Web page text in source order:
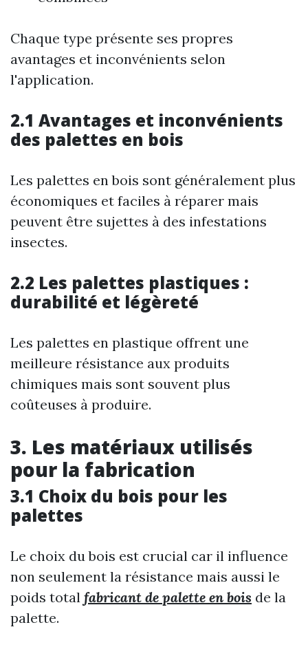
Chaque type présente ses propres
avantages et inconvénients selon
l'application.
2.1 Avantages et inconvénients
des palettes en bois
Les palettes en bois sont généralement plus
économiques et faciles à réparer mais
peuvent être sujettes à des infestations
insectes.
2.2 Les palettes plastiques :
durabilité et légèreté
Les palettes en plastique offrent une
meilleure résistance aux produits
chimiques mais sont souvent plus
coûteuses à produire.
3. Les matériaux utilisés
pour la fabrication
3.1 Choix du bois pour les
palettes
Le choix du bois est crucial car il influence
non seulement la résistance mais aussi le
poids total fabricant de palette en bois de la
palette.